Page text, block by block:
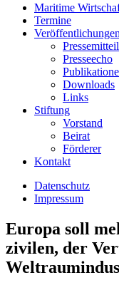
Maritime
Termine
Veröffentlichungen
Presseecho
Downloads
Links
Stiftung
Vorstand
Beirat
Förderer
Kontakt
Datenschutz
Impressum
Europa soll
zivilen, der